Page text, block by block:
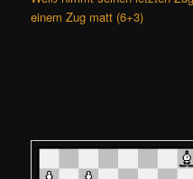
einem Zug matt (6+3)